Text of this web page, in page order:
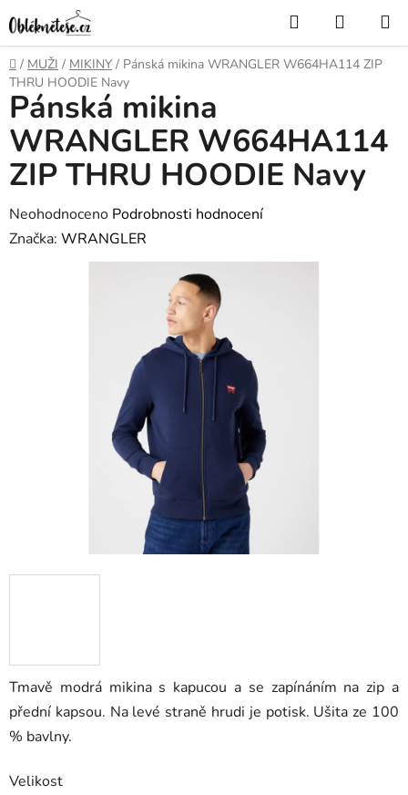
na
obsah
Hledat
KOŠÍK
Domů
/ MUŽI / MIKINY / Pánská mikina WRANGLER W664HA114 ZIP
THRU HOODIE Navy
Tmavě modrá mikina s kapucou a se zapínáním na zip a
přední kapsou. Na levé straně hrudi je potisk. Ušita ze 100
% bavlny.
Velikost
Pánská mikina
WRANGLER W664HA114
ZIP THRU HOODIE Navy
Průměrné
hodnocení
Neohodnoceno Podrobnosti hodnocení
Značka: WRANGLER